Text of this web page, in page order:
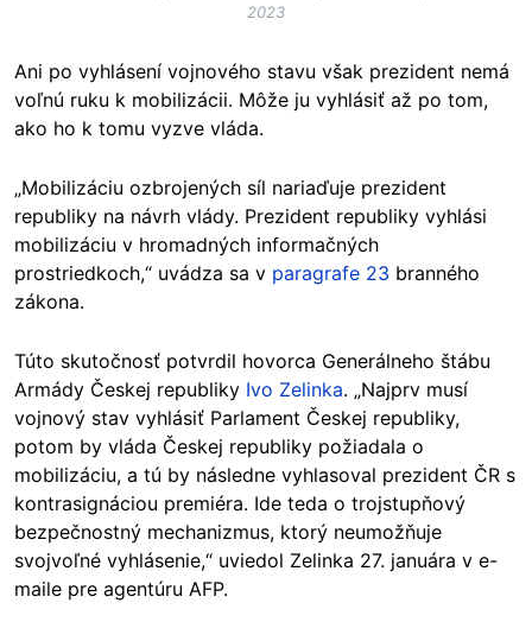
2023
Ani po vyhlásení vojnového stavu však prezident nemá
voľnú ruku k mobilizácii. Môže ju vyhlásiť až po tom,
ako ho k tomu vyzve vláda.
„Mobilizáciu ozbrojených síl nariaďuje prezident
republiky na návrh vlády. Prezident republiky vyhlási
mobilizáciu v hromadných informačných
prostriedkoch,“ uvádza sa v paragrafe 23 branného
zákona.
Túto skutočnosť potvrdil hovorca Generálneho štábu
Armády Českej republiky Ivo Zelinka. „Najprv musí
vojnový stav vyhlásiť Parlament Českej republiky,
potom by vláda Českej republiky požiadala o
mobilizáciu, a tú by následne vyhlasoval prezident ČR s
kontrasignáciou premiéra. Ide teda o trojstupňový
bezpečnostný mechanizmus, ktorý neumožňuje
svojvoľné vyhlásenie,“ uviedol Zelinka 27. januára v e-
maile pre agentúru AFP.